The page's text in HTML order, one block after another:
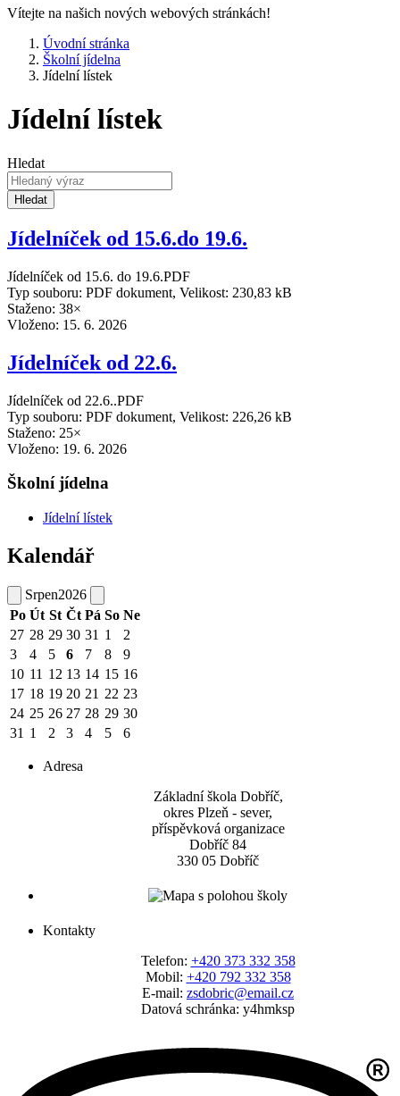
Vítejte na našich nových webových stránkách!
Úvodní stránka
Školní jídelna
Jídelní lístek
Jídelní lístek
Hledat
Hledat
Jídelníček od 15.6.do 19.6.
Jídelníček od 15.6. do 19.6.PDF
Typ souboru: PDF dokument, Velikost: 230,83 kB
Staženo: 38×
Vloženo: 15. 6. 2026
Jídelníček od 22.6.
Jídelníček od 22.6..PDF
Typ souboru: PDF dokument, Velikost: 226,26 kB
Staženo: 25×
Vloženo: 19. 6. 2026
Školní jídelna
Jídelní lístek
Kalendář
Srpen2026
Po Út St Čt Pá So Ne
27 28 29 30 31 1
2
3
4 5 6 7 8
9
10 11 12 13 14 15 16
17 18 19 20 21 22 23
24 25 26 27 28 29 30
31 1 2 3 4 5 6
Adresa
Základní škola Dobříč,
okres Plzeň - sever,
příspěvková organizace
Dobříč 84
330 05 Dobříč
Kontakty
Telefon: +420 373 332 358
Mobil: +420 792 332 358
E-mail: zsdobric@email.cz
Datová schránka: y4hmksp